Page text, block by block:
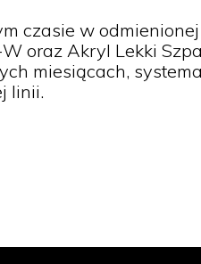
czasie w
oraz Akryl Lekki
miesiącach,
linii.